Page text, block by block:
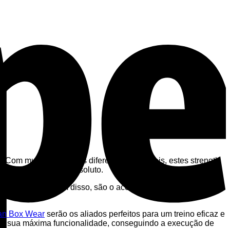
muitos desenhos diferentes e originais, estes strength
garante conforto absoluto.
de treino. Além disso, são o acessório perfeito para
Box Wear serão os aliados perfeitos para um treino eficaz e
sua máxima funcionalidade, conseguindo a execução de